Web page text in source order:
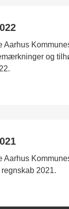
Aarhus
og
Aarhus
2021.